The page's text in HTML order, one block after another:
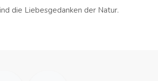
die Liebesgedanken der Natur.